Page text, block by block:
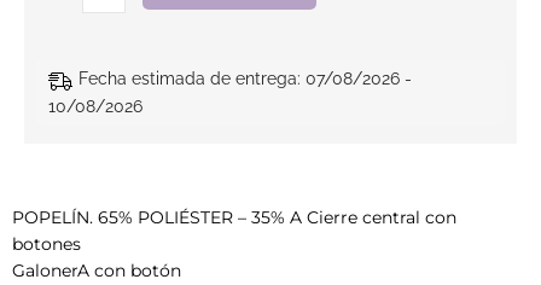
Fecha estimada de entrega: 07/08/2026 -
10/08/2026
POPELÍN. 65% POLIÉSTER – 35% A Cierre central con
botones
GalonerA con botón